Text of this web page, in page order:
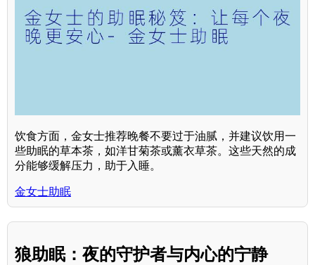
饮食方面，金女士推荐晚餐不要过于油腻，并建议饮用一
些助眠的草本茶，如洋甘菊茶或薰衣草茶。这些天然的成
分能够缓解压力，助于入睡。
金女士助眠
狼助眠：夜的守护者与内心的宁静